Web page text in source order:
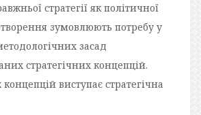
стратегії як політичної
зумовлюють потребу у
засад
стратегічних концепцій.
виступає стратегічна